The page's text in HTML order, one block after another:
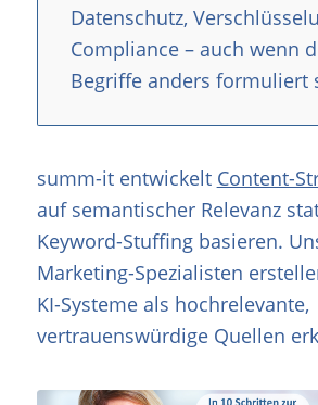
Datenschutz,
Compliance – auch wenn
Begriffe anders formuliert
summ-it entwickelt Content-
auf semantischer Relevanz
Keyword-Stuffing basieren.
Marketing-Spezialisten
KI-Systeme als hochrelevante,
vertrauenswürdige Quellen